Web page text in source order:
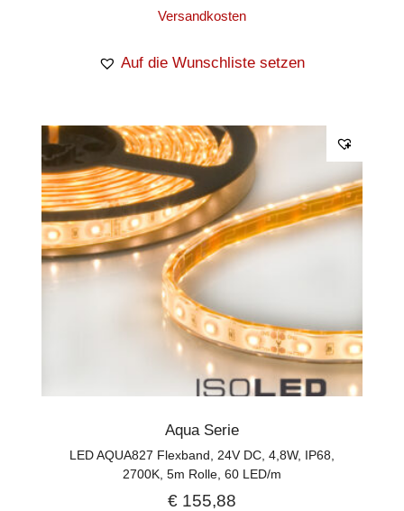
Versandkosten
Auf die Wunschliste setzen
Aqua Serie
LED AQUA827 Flexband, 24V DC, 4,8W, IP68,
2700K, 5m Rolle, 60 LED/m
€155,88